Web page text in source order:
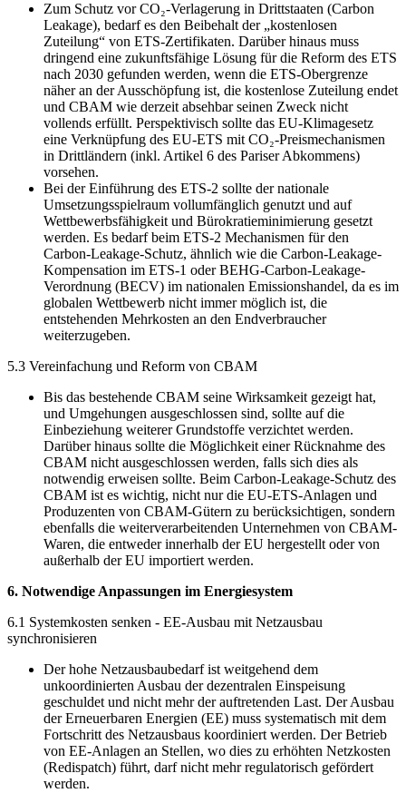
Zum Schutz vor CO₂-Verlagerung in Drittstaaten (Carbon
Leakage), bedarf es den Beibehalt der „kostenlosen
Zuteilung“ von ETS-Zertifikaten. Darüber hinaus muss
dringend eine zukunftsfähige Lösung für die Reform des ETS
nach 2030 gefunden werden, wenn die ETS-Obergrenze
näher an der Ausschöpfung ist, die kostenlose Zuteilung endet
und CBAM wie derzeit absehbar seinen Zweck nicht
vollends erfüllt. Perspektivisch sollte das EU-Klimagesetz
eine Verknüpfung des EU-ETS mit CO₂-Preismechanismen
in Drittländern (inkl. Artikel 6 des Pariser Abkommens)
vorsehen.
Bei der Einführung des ETS-2 sollte der nationale
Umsetzungsspielraum vollumfänglich genutzt und auf
Wettbewerbsfähigkeit und Bürokratieminimierung gesetzt
werden. Es bedarf beim ETS-2 Mechanismen für den
Carbon-Leakage-Schutz, ähnlich wie die Carbon-Leakage-
Kompensation im ETS-1 oder BEHG-Carbon-Leakage-
Verordnung (BECV) im nationalen Emissionshandel, da es im
globalen Wettbewerb nicht immer möglich ist, die
entstehenden Mehrkosten an den Endverbraucher
weiterzugeben.
5.3 Vereinfachung und Reform von CBAM
Bis das bestehende CBAM seine Wirksamkeit gezeigt hat,
und Umgehungen ausgeschlossen sind, sollte auf die
Einbeziehung weiterer Grundstoffe verzichtet werden.
Darüber hinaus sollte die Möglichkeit einer Rücknahme des
CBAM nicht ausgeschlossen werden, falls sich dies als
notwendig erweisen sollte. Beim Carbon-Leakage-Schutz des
CBAM ist es wichtig, nicht nur die EU-ETS-Anlagen und
Produzenten von CBAM-Gütern zu berücksichtigen, sondern
ebenfalls die weiterverarbeitenden Unternehmen von CBAM-
Waren, die entweder innerhalb der EU hergestellt oder von
außerhalb der EU importiert werden.
6. Notwendige Anpassungen im Energiesystem
6.1 Systemkosten senken - EE-Ausbau mit Netzausbau
synchronisieren
Der hohe Netzausbaubedarf ist weitgehend dem
unkoordinierten Ausbau der dezentralen Einspeisung
geschuldet und nicht mehr der auftretenden Last. Der Ausbau
der Erneuerbaren Energien (EE) muss systematisch mit dem
Fortschritt des Netzausbaus koordiniert werden. Der Betrieb
von EE-Anlagen an Stellen, wo dies zu erhöhten Netzkosten
(Redispatch) führt, darf nicht mehr regulatorisch gefördert
werden.